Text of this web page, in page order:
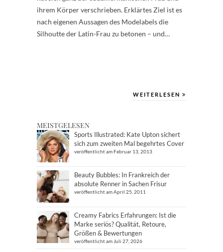
ihrem Körper verschrieben. Erklärtes Ziel ist es
nach eigenen Aussagen des Modelabels die
Silhoutte der Latin-Frau zu betonen – und…
WEITERLESEN
MEISTGELESEN
Sports Illustrated: Kate Upton sichert
sich zum zweiten Mal begehrtes Cover
veröffentlicht am Februar 13, 2013
Beauty Bubbles: In Frankreich der
absolute Renner in Sachen Frisur
veröffentlicht am April 25, 2011
Creamy Fabrics Erfahrungen: Ist die
Marke seriös? Qualität, Retoure,
Größen & Bewertungen
veröffentlicht am Juli 27, 2026